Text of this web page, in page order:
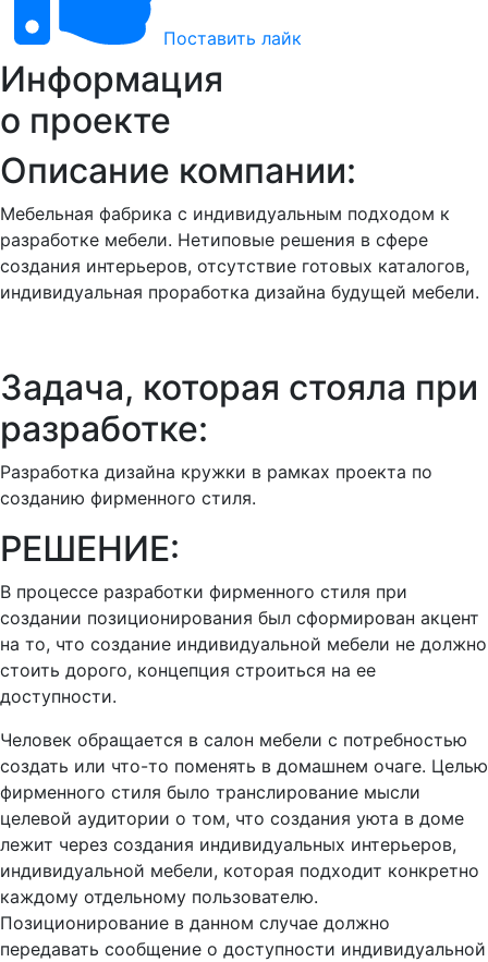
Поставить лайк
Информация
о проекте
Описание компании:
Мебельная фабрика с индивидуальным подходом к
разработке мебели. Нетиповые решения в сфере
создания интерьеров, отсутствие готовых каталогов,
индивидуальная проработка дизайна будущей мебели.
Задача, которая стояла при
разработке:
Разработка дизайна кружки в рамках проекта по
созданию фирменного стиля.
РЕШЕНИЕ:
В процессе разработки фирменного стиля при
создании позиционирования был сформирован акцент
на то, что создание индивидуальной мебели не должно
стоить дорого, концепция строиться на ее
доступности.
Человек обращается в салон мебели с потребностью
создать или что-то поменять в домашнем очаге. Целью
фирменного стиля было транслирование мысли
целевой аудитории о том, что создания уюта в доме
лежит через создания индивидуальных интерьеров,
индивидуальной мебели, которая подходит конкретно
каждому отдельному пользователю.
Позиционирование в данном случае должно
передавать сообщение о доступности индивидуальной